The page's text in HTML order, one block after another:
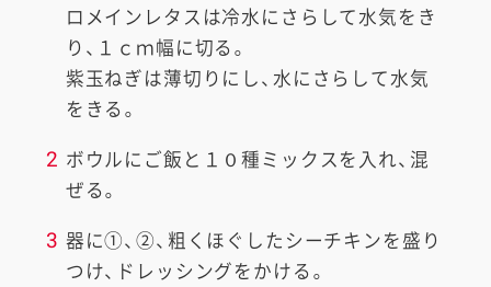
ロメインレタスは冷水にさらして水気をき
り、１ｃｍ幅に切る。
紫玉ねぎは薄切りにし、水にさらして水気
をきる。
2 ボウルにご飯と１０種ミックスを入れ、混
ぜる。
3 器に①、②、粗くほぐしたシーチキンを盛り
つけ、ドレッシングをかける。